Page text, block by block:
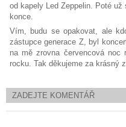
od kapely Led Zeppelin. Poté
konce.
Vím, budu se opakovat, ale
zástupce generace Z, byl
na mě zrovna červencová noc
rocku. Tak děkujeme za krásný
ZADEJTE KOMENTÁŘ